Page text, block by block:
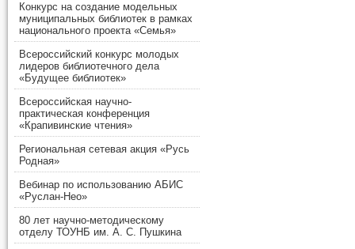
Конкурс на создание модельных
муниципальных библиотек в рамках
национального проекта «Семья»
Всероссийский конкурс молодых
лидеров библиотечного дела
«Будущее библиотек»
Всероссийская научно-
практическая конференция
«Крапивинские чтения»
Региональная сетевая акция «Русь
Родная»
Вебинар по использованию АБИС
«Руслан-Нео»
80 лет научно-методическому
отделу ТОУНБ им. А. С. Пушкина